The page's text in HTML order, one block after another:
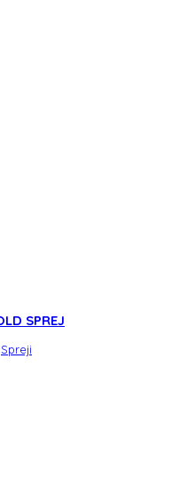
SPREJ
Spreji